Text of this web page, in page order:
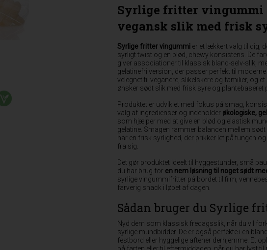
Syrlige fritter vingummi
vegansk slik med frisk
Syrlige fritter vingummi er et lækkert valg til dig,
syrligt twist og en blød, chewy konsistens. De
giver associationer til klassisk bland-selv-slik,
gelatinefri version, der passer perfekt til moderne
velegnet til veganere, slikelskere og familier, og
ønsker sødt slik med frisk syre og plantebaseret
Produktet er udviklet med fokus på smag,
valg af ingredienser og indeholder økologiske,
som hjælper med at give en blød og elastisk
gelatine. Smagen rammer balancen mellem
har en frisk syrlighed, der prikker let på tungen
fra sig.
Det gør produktet ideelt til hyggestunder, små
du har brug for en nem løsning til noget sødt
syrlige vingummifritter på bordet til film,
farverig snack i løbet af dagen.
Sådan bruger du Syrlige
Nyd dem som klassisk fredagsslik, når du vil
syrlige mundbidder. De er også perfekte i en
festbord eller hyggelige aftener derhjemme. Et